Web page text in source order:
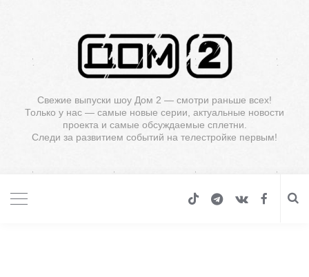
Свежие выпуски шоу Дом 2 — смотри раньше всех!
Только у нас — самые новые серии, актуальные новости
проекта и самые обсуждаемые сплетни.
Следи за развитием событий на телестройке первым!